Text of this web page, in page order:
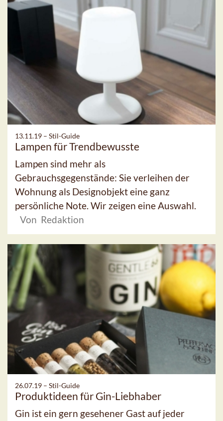
13.11.19 – Stil-Guide
Lampen für Trendbewusste
Lampen sind mehr als
Gebrauchsgegenstände: Sie verleihen der
Wohnung als Designobjekt eine ganz
persönliche Note. Wir zeigen eine Auswahl.
Von Redaktion
26.07.19 – Stil-Guide
Produktideen für Gin-Liebhaber
Gin ist ein gern gesehener Gast auf jeder